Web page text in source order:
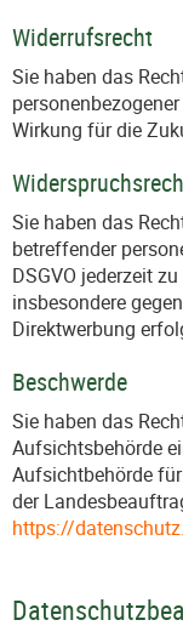
Widerrufsrecht
Sie haben das
Wirkung für die
Sie haben das
betreffender
DSGVO jederzeit
insbesondere
Direktwerbung
Beschwerde
Sie haben das
Aufsichtsbehörde
Aufsichtbehörde
der
https://